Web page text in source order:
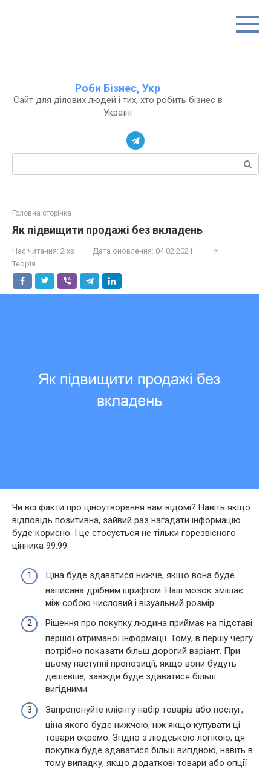
Роби Бізнес, Укр
Сайт для ділових людей і тих, хто робить бізнес в
Україні
Головна сторінка
Як підвищити продажі без вкладень
Час читання: 2 хв Дата оновлення: 04.02.2021
⭐
Теорія
Чи всі факти про ціноутворення вам відомі? Навіть якщо
відповідь позитивна, зайвий раз нагадати інформацію
буде корисно. І це стосується не тільки горезвісного
цінника 99.99.
Ціна буде здаватися нижче, якщо вона буде
написана дрібним шрифтом. Наш мозок змішає
між собою числовий і візуальний розмір.
Рішення про покупку людина приймає на підставі
першої отриманої інформації. Тому, в першу чергу
потрібно показати більш дорогий варіант. При
цьому наступні пропозиції, якщо вони будуть
дешевше, завжди буде здаватися більш
вигідними.
Запропонуйте клієнту набір товарів або послуг,
ціна якого буде нижчою, ніж якщо купувати ці
товари окремо. Згідно з людською логікою, ця
покупка буде здаватися більш вигідною, навіть в
тому випадку, якщо додаткові товари або опції